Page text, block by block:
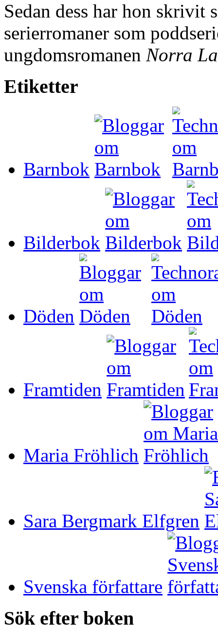
Sedan dess har hon skrivit
serierromaner som
ungdomsromanen Norra
Etiketter
Barnbok
Bilderbok
Döden
Framtiden
Maria Fröhlich
Sara Bergmark Elfgren
Svenska författare
Sök efter boken